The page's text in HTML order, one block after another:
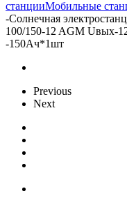
станцииМобильные
-Солнечная
100/150-12 AGM Uвых-
-150Aч*1шт
Previous
Next